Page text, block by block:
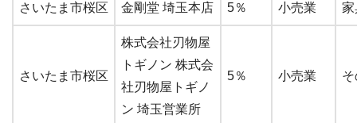
さいたま市桜区 金剛堂 埼玉本店 5％ 小売業 家
さいたま市桜区
株式会社刃物屋
トギノン 株式会
社刃物屋トギノ
ン 埼玉営業所
5％ 小売業